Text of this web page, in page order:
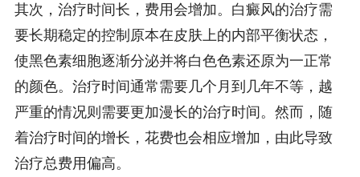
其次，治疗时间长，费用会增加。白癜风的治疗需
要长期稳定的控制原本在皮肤上的内部平衡状态，
使黑色素细胞逐渐分泌并将白色色素还原为一正常
的颜色。治疗时间通常需要几个月到几年不等，越
严重的情况则需要更加漫长的治疗时间。然而，随
着治疗时间的增长，花费也会相应增加，由此导致
治疗总费用偏高。